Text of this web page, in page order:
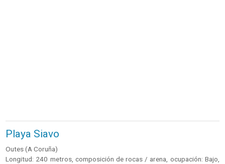
Playa Siavo
Outes (A Coruña)
Longitud: 240 metros, composición de rocas / arena, ocupación: Bajo,